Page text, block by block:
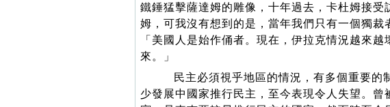
鐵錘猛擊薩達姆的雕像，十年過去，卡杜姆接受
姆，可我沒有想到的是，當年我們只有一個獨裁
「美國人是始作俑者。現在，伊拉克情況越來
來。」
民主必須視乎地區的情況，有多個重要的
少發展中國家推行民主，至今表現令人失望。